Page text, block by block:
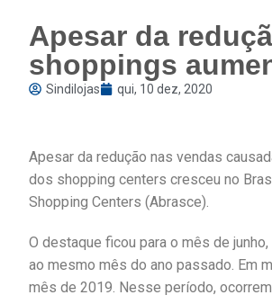
Apesar da
shoppings
Sindilojas qui, 10 dez, 2020
Apesar da redução nas vendas
dos shopping centers cresceu no
Shopping Centers (Abrasce).
O destaque ficou para o mês de
ao mesmo mês do ano passado. Em
mês de 2019. Nesse período,